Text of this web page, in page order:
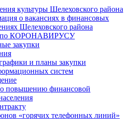
культуры Шелеховского района
о вакансиях в финансовых
Шелеховского района
по КОРОНАВИРУСУ
закупки
и планы закупки
систем
повышению финансовой
«горячих телефонных линий»